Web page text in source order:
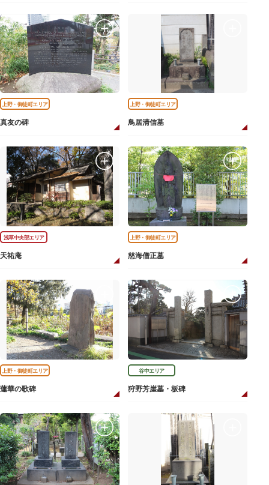
上野・御徒町エリア
真友の碑
上野・御徒町エリア
鳥居清信墓
浅草中央部エリア
天祐庵
上野・御徒町エリア
慈海僧正墓
上野・御徒町エリア
蓮華の歌碑
谷中エリア
狩野芳崖墓・板碑